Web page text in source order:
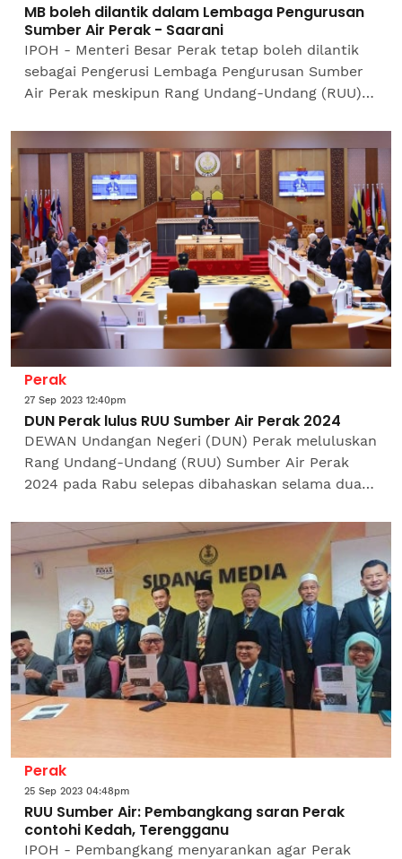
MB boleh dilantik dalam Lembaga Pengurusan
Sumber Air Perak - Saarani
IPOH - Menteri Besar Perak tetap boleh dilantik
sebagai Pengerusi Lembaga Pengurusan Sumber
Air Perak meskipun Rang Undang-Undang (RUU)
menyatakan secara...
Perak
27 Sep 2023 12:40pm
DUN Perak lulus RUU Sumber Air Perak 2024
DEWAN Undangan Negeri (DUN) Perak meluluskan
Rang Undang-Undang (RUU) Sumber Air Perak
2024 pada Rabu selepas dibahaskan selama dua
DUN Perak. Seramai 20...
Perak
25 Sep 2023 04:48pm
RUU Sumber Air: Pembangkang saran Perak
contohi Kedah, Terengganu
IPOH - Pembangkang menyarankan agar Perak